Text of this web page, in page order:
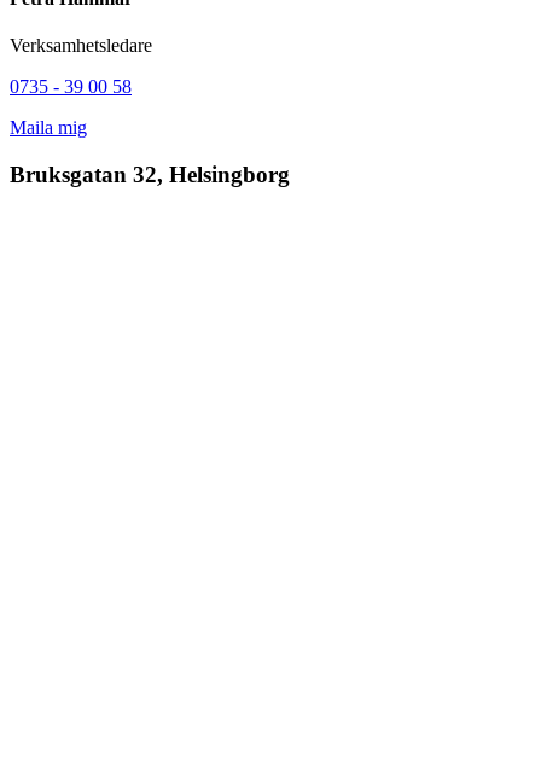
Verksamhetsledare
0735 - 39 00 58
Maila mig
Bruksgatan 32, Helsingborg